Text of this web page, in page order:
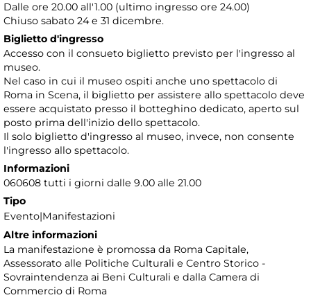
Dalle ore 20.00 all'1.00 (ultimo ingresso ore 24.00)
Chiuso sabato 24 e 31 dicembre.
Biglietto d'ingresso
Accesso con il consueto biglietto previsto per l'ingresso al
museo.
Nel caso in cui il museo ospiti anche uno spettacolo di
Roma in Scena, il biglietto per assistere allo spettacolo deve
essere acquistato presso il botteghino dedicato, aperto sul
posto prima dell'inizio dello spettacolo.
Il solo biglietto d'ingresso al museo, invece, non consente
l'ingresso allo spettacolo.
Informazioni
060608 tutti i giorni dalle 9.00 alle 21.00
Tipo
Evento|Manifestazioni
Altre informazioni
La manifestazione è promossa da Roma Capitale,
Assessorato alle Politiche Culturali e Centro Storico -
Sovraintendenza ai Beni Culturali e dalla Camera di
Commercio di Roma